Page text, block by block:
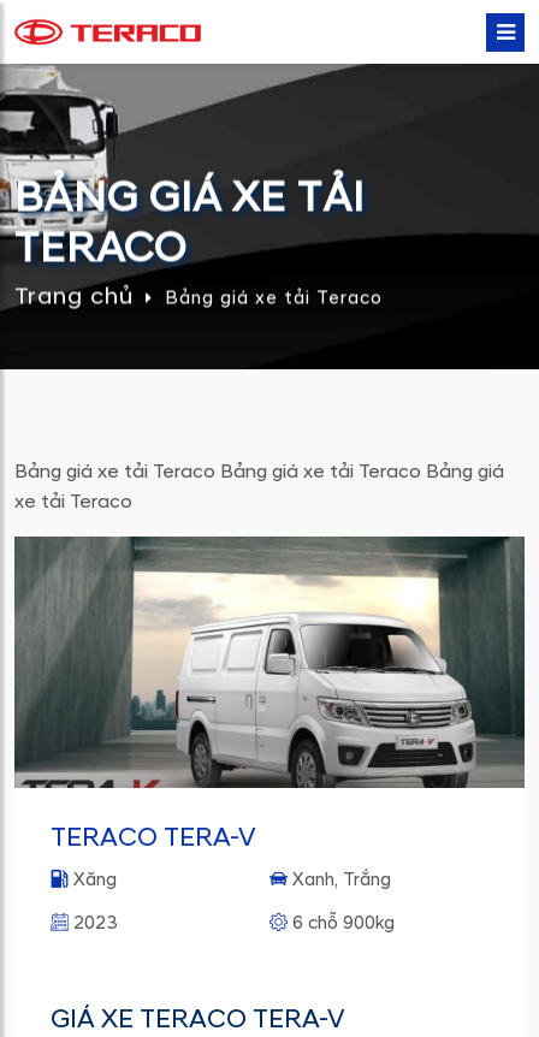
BẢNG GIÁ XE TẢI
TERACO
Trang chủ Bảng giá xe tải Teraco
Bảng giá xe tải Teraco Bảng giá xe tải Teraco Bảng giá
xe tải Teraco
TERACO TERA-V
Xăng
Xanh, Trắng
2023
6 chỗ 900kg
GIÁ XE TERACO TERA-V